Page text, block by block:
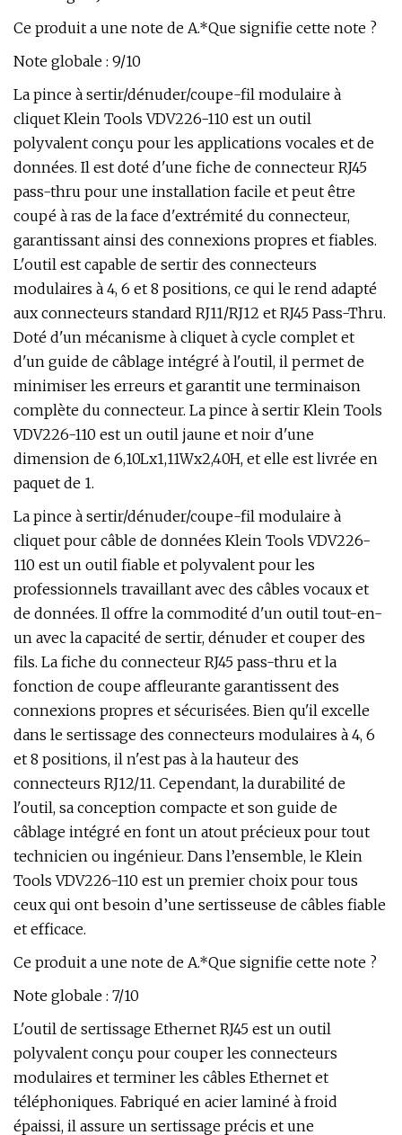
Ce produit a une note de A.*Que signifie cette note ?
Note globale : 9/10
La pince à sertir/dénuder/coupe-fil modulaire à
cliquet Klein Tools VDV226-110 est un outil
polyvalent conçu pour les applications vocales et de
données. Il est doté d'une fiche de connecteur RJ45
pass-thru pour une installation facile et peut être
coupé à ras de la face d'extrémité du connecteur,
garantissant ainsi des connexions propres et fiables.
L'outil est capable de sertir des connecteurs
modulaires à 4, 6 et 8 positions, ce qui le rend adapté
aux connecteurs standard RJ11/RJ12 et RJ45 Pass-Thru.
Doté d'un mécanisme à cliquet à cycle complet et
d'un guide de câblage intégré à l'outil, il permet de
minimiser les erreurs et garantit une terminaison
complète du connecteur. La pince à sertir Klein Tools
VDV226-110 est un outil jaune et noir d'une
dimension de 6,10Lx1,11Wx2,40H, et elle est livrée en
paquet de 1.
La pince à sertir/dénuder/coupe-fil modulaire à
cliquet pour câble de données Klein Tools VDV226-
110 est un outil fiable et polyvalent pour les
professionnels travaillant avec des câbles vocaux et
de données. Il offre la commodité d'un outil tout-en-
un avec la capacité de sertir, dénuder et couper des
fils. La fiche du connecteur RJ45 pass-thru et la
fonction de coupe affleurante garantissent des
connexions propres et sécurisées. Bien qu'il excelle
dans le sertissage des connecteurs modulaires à 4, 6
et 8 positions, il n'est pas à la hauteur des
connecteurs RJ12/11. Cependant, la durabilité de
l'outil, sa conception compacte et son guide de
câblage intégré en font un atout précieux pour tout
technicien ou ingénieur. Dans l’ensemble, le Klein
Tools VDV226-110 est un premier choix pour tous
ceux qui ont besoin d’une sertisseuse de câbles fiable
et efficace.
Ce produit a une note de A.*Que signifie cette note ?
Note globale : 7/10
L'outil de sertissage Ethernet RJ45 est un outil
polyvalent conçu pour couper les connecteurs
modulaires et terminer les câbles Ethernet et
téléphoniques. Fabriqué en acier laminé à froid
épaissi, il assure un sertissage précis et une